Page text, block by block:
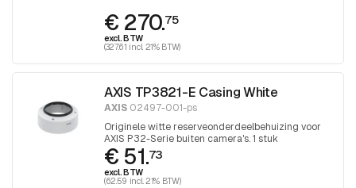
€ 270.75
excl. BTW
(327.61 incl. 21% BTW)
AXIS TP3821-E Casing White
AXIS 02497-001-ps
Originele witte reserveonderdeelbehuizing voor
AXIS P32-Serie buiten camera's. 1 stuk
€ 51.73
excl. BTW
(62.59 incl. 21% BTW)